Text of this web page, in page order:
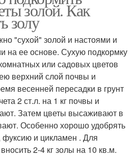
золой. Как
золу
"сухой" золой и настоями и
на ее основе. Сухую подкормку
или садовых цветов
верхний слой почвы и
весенней пересадки в грунт
2 ст.л. на 1 кг почвы и
Затем цветы высаживают в
Особенно хорошо удобрять
фуксию и цикламен . Для
2-4 кг золы на 10 кв.м.